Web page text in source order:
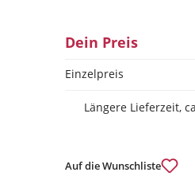
Dein Preis
Einzelpreis
Längere Lieferzeit,
Auf die Wunschliste